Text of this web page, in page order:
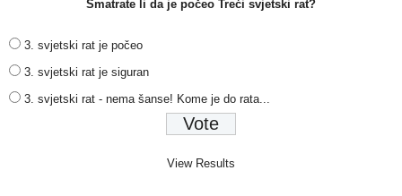
Smatrate li da je počeo Treći svjetski rat?
3. svjetski rat je počeo
3. svjetski rat je siguran
3. svjetski rat - nema šanse! Kome je do rata...
View Results